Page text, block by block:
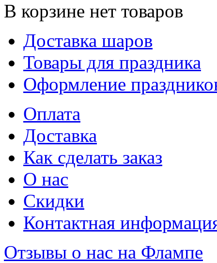
В корзине нет товаров
Доставка шаров
Товары для праздника
Оформление
Оплата
Доставка
Как сделать заказ
О нас
Скидки
Контактная
Отзывы о нас на Флампе